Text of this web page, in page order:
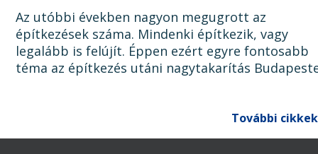
Az utóbbi években nagyon megugrott az
építkezések száma. Mindenki építkezik, vagy
legalább is felújít. Éppen ezért egyre fontosabb
téma az építkezés utáni nagytakarítás
További cikkek